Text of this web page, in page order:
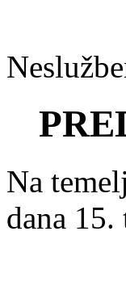
Na
dana